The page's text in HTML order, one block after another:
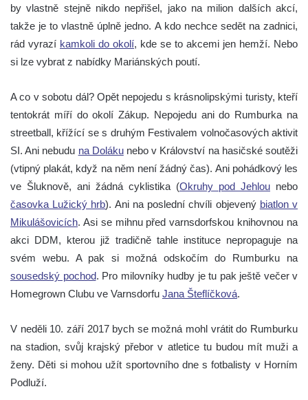
by vlastně stejně nikdo nepřišel, jako na milion dalších akcí,
takže je to vlastně úplně jedno. A kdo nechce sedět na zadnici,
rád vyrazí kamkoli do okolí, kde se to akcemi jen hemží. Nebo
si lze vybrat z nabídky Mariánských poutí.
A co v sobotu dál? Opět nepojedu s krásnolipskými turisty, kteří
tentokrát míří do okolí Zákup. Nepojedu ani do Rumburka na
streetball, křížící se s druhým Festivalem volnočasových aktivit
SI. Ani nebudu na Dolákunebo v Království na hasičské soutěži
(vtipný plakát, když na něm není žádný čas). Ani pohádkový les
ve Šluknově, ani žádná cyklistika (Okruhy pod Jehlou nebo
časovka Lužický hrb). Ani na poslední chvíli objevený biatlon v
Mikulášovicích. Asi se mihnu před varnsdorfskou knihovnou na
akci DDM, kterou již tradičně tahle instituce nepropaguje na
svém webu. A pak si možná odskočím do Rumburku na
sousedský pochod. Pro milovníky hudby je tu pak ještě večer v
Homegrown Clubu ve Varnsdorfu Jana Šteflíčková.
V neděli 10. září 2017 bych se možná mohl vrátit do Rumburku
na stadion, svůj krajský přebor v atletice tu budou mít muži a
ženy. Děti si mohou užít sportovního dne s fotbalisty v Horním
Podluží.